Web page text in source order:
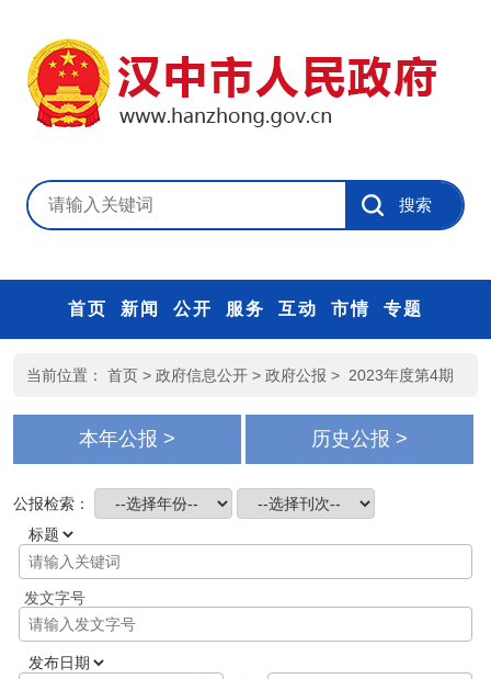
首页 新闻 公开 服务 互动 市情 专题
当前位置： 首页 > 政府信息公开 > 政府公报 > 2023年度第4期
本年公报 > 历史公报 >
公报检索：
发文字号